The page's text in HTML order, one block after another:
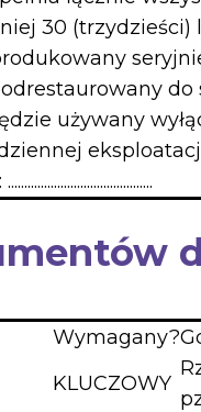
30
używany
Wymagany?
KLUCZOWY